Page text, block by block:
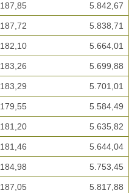
187,85 5.842,67
187,72 5.838,71
182,10 5.664,01
183,26 5.699,88
183,29 5.701,01
179,55 5.584,49
181,20 5.635,82
181,46 5.644,04
184,98 5.753,45
187,05 5.817,88